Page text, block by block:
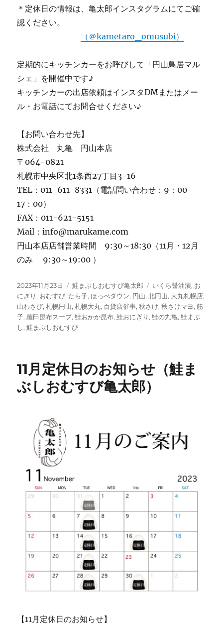
＊定休日の情報は、亀太郎インスタグラムにてご確
認ください。
（＠kametaro_omusubi）
定期的にキッチンカーをお呼びして「円山鳥居マル
シェ」を開催中です♪
キッチンカーの出店依頼はインスタDMまたはメー
ル・お電話にてお問合せください♪
【お問い合わせ先】
株式会社 丸亀 円山本店
〒064-0821
札幌市中央区北1条西27丁目3-16
TEL：011-611-8331（電話問い合わせ：9：00-
17：00）
FAX：011-621-5151
Mail：info@marukame.com
円山本店店舗営業時間 9:30～18:30（11月・12月
のみ 9:30～19:00 ）
投
稿
日:
2023年11月23日
カ
テ
ゴ
リ
ー
鮭まぶしおむすび亀太郎
タ
グ
いくら醤油漬, お
にぎり , おむすび, たら子,ほっぺタウン, 円山,北円山, 大丸札幌店,
山わさび,札幌円山,札幌大丸,百貨店催事,秋さけ,秋さけマヨ,筋
子,羅臼昆布スープ,鮭おかか昆布,鮭おにぎり ,鮭の丸亀,鮭まぶ
し,鮭まぶしおむすび
11月定休日のお知らせ（鮭ま
ぶしおむすび亀太郎）
【11月定休日のお知らせ】